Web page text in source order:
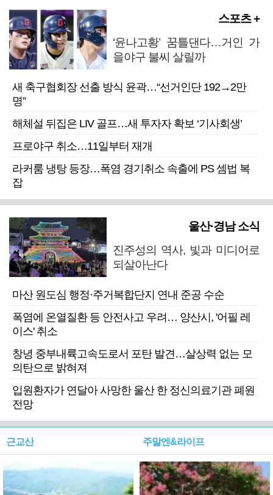
스포츠 +
‘윤나고황’ 꿈틀댄다…거인 가
을야구 불씨 살릴까
새 축구협회장 선출 방식 윤곽…“선거인단 192→2만
명”
해체설 뒤집은 LIV 골프…새 투자자 확보 ‘기사회생’
프로야구 취소…11일부터 재개
라커룸 냉탕 등장…폭염 경기취소 속출에 PS 셈법 복
잡
울산·경남 소식
진주성의 역사, 빛과 미디어로
되살아난다
마산 원도심 행정·주거복합단지 연내 준공 수순
폭염에 온열질환 등 안전사고 우려… 양산시, '어필 레
이스' 취소
창녕 중부내륙고속도로서 포탄 발견…살상력 없는 모
의탄으로 밝혀져
입원환자가 연달아 사망한 울산 한 정신의료기관 폐원
전망
근교산 주말엔&라이프